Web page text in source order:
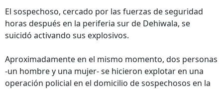
El sospechoso, cercado por las fuerzas de seguridad
horas después en la periferia sur de Dehiwala, se
suicidó activando sus explosivos.
Aproximadamente en el mismo momento, dos personas
-un hombre y una mujer- se hicieron explotar en una
operación policial en el domicilio de sospechosos en la